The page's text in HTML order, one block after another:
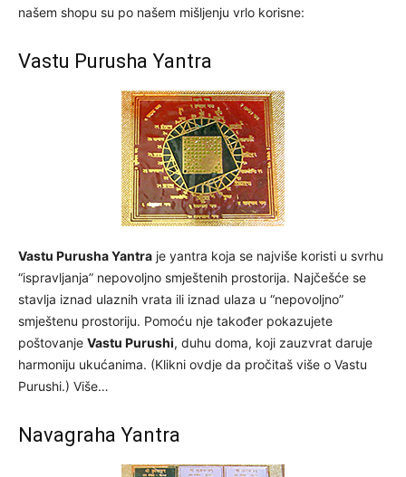
našem shopu su po našem mišljenju vrlo korisne:
Vastu Purusha Yantra
Vastu Purusha Yantra je yantra koja se najviše koristi u svrhu
“ispravljanja” nepovoljno smještenih prostorija. Najčešće se
stavlja iznad ulaznih vrata ili iznad ulaza u “nepovoljno”
smještenu prostoriju. Pomoću nje također pokazujete
poštovanje Vastu Purushi, duhu doma, koji zauzvrat daruje
harmoniju ukućanima. (Klikni ovdje da pročitaš više o Vastu
Purushi.) Više…
Navagraha Yantra